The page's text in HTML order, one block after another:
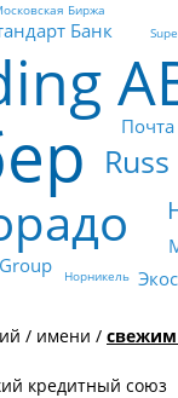
Банк
Биржа
Норникель
/ имени /
кредитный союз